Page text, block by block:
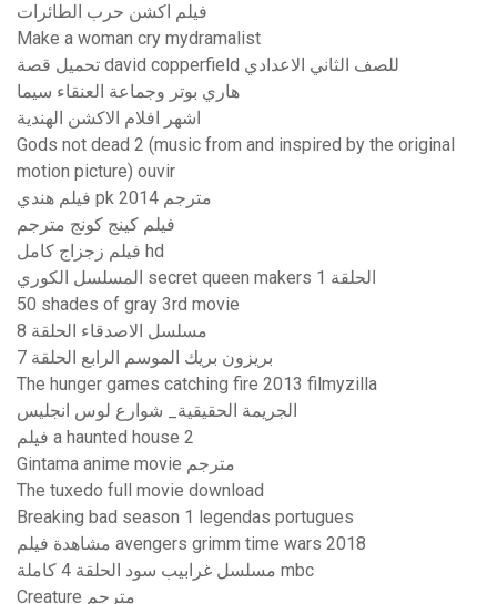
فيلم اكشن حرب الطائرات
Make a woman cry mydramalist
تحميل قصة david copperfield للصف الثاني الاعدادي
هاري بوتر وجماعة العنقاء سيما
اشهر افلام الاكشن الهندية
Gods not dead 2 (music from and inspired by the original
motion picture) ouvir
فيلم هندي pk 2014 مترجم
فيلم كينج كونج مترجم
فيلم زجزاج كامل hd
المسلسل الكوري secret queen makers الحلقة 1
50 shades of gray 3rd movie
مسلسل الاصدقاء الحلقة 8
بريزون بريك الموسم الرابع الحلقة 7
The hunger games catching fire 2013 filmyzilla
الجريمة الحقيقية_ شوارع لوس انجليس
فيلم a haunted house 2
Gintama anime movie مترجم
The tuxedo full movie download
Breaking bad season 1 legendas portugues
مشاهدة فيلم avengers grimm time wars 2018
مسلسل غرابيب سود الحلقة 4 كاملة mbc
Creature مترجم